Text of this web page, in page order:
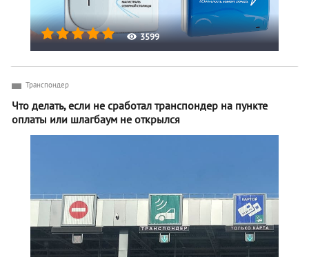
3599
Транспондер
Что делать, если не сработал транспондер на пункте
оплаты или шлагбаум не открылся